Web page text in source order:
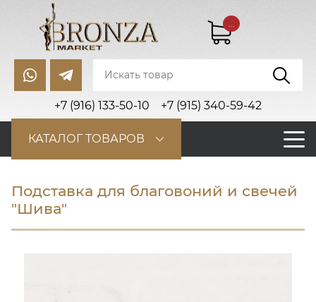
+7 (916) 133-50-10 +7 (915) 340-59-42
...
КАТАЛОГ ТОВАРОВ
Подставка для благовоний и свечей
"Шива"